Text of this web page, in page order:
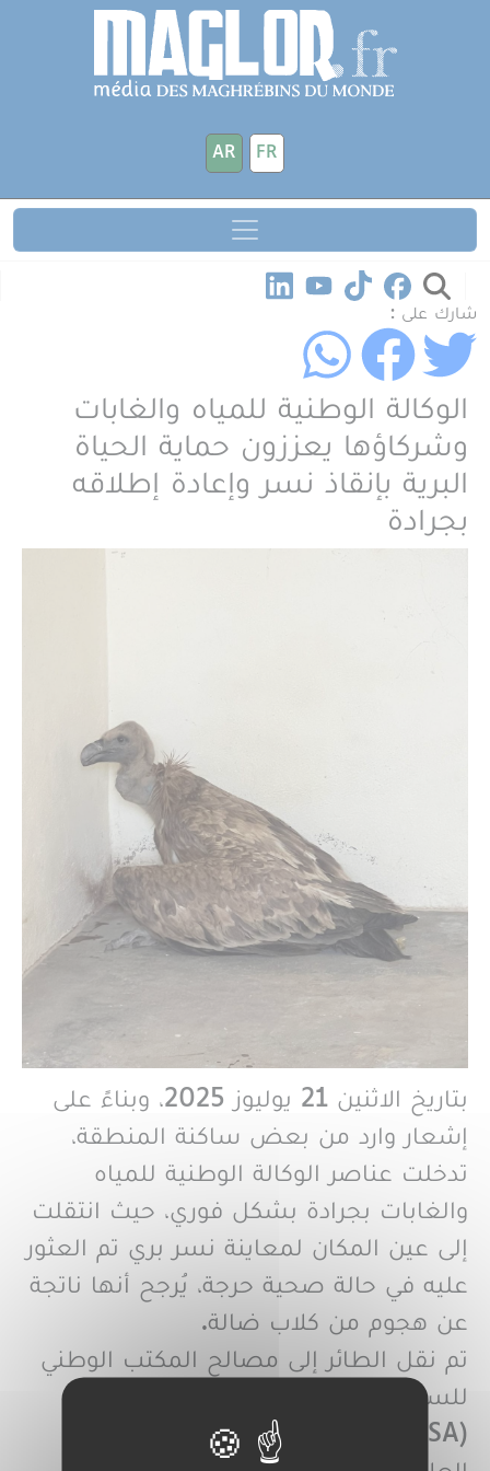
تجاوز إلى المحتوى الرئيسي
FR
AR
شارك على :
الوكالة الوطنية للمياه والغابات
وشركاؤها يعززون حماية الحياة
البرية بإنقاذ نسر وإعادة إطلاقه
بجرادة
بتاريخ الاثنين 21 يوليوز 2025، وبناءً على
إشعار وارد من بعض ساكنة المنطقة،
تدخلت عناصر الوكالة الوطنية للمياه
والغابات بجرادة بشكل فوري، حيث انتقلت
إلى عين المكان لمعاينة نسر بري تم العثور
عليه في حالة صحية حرجة، يُرجح أنها ناتجة
عن هجوم من كلاب ضالة.
تم نقل الطائر إلى مصالح المكتب الوطني
للسلامة الصحية للمنتجات الغذائية
(ONSSA) بجرادة، والتي تكفلت بتوفير
لوحة إدارة ملفات تعريف الارتباط